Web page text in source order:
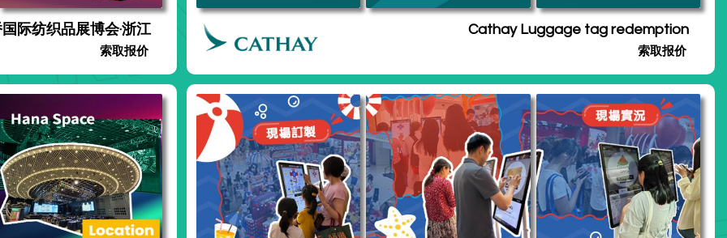
际纺织品展博会·浙江
索取报价
Cathay Luggage tag redemption
索取报价